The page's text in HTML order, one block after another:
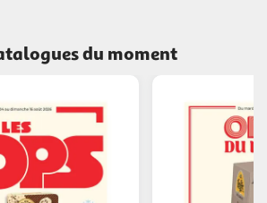
du moment